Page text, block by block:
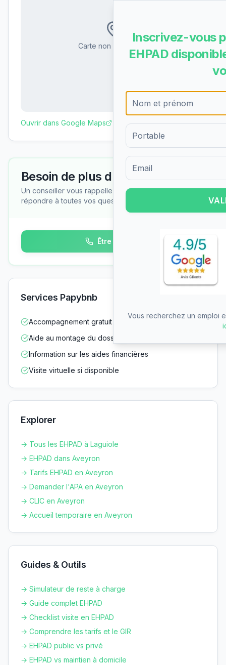
Carte non disponible
Ouvrir dans Google Maps
Besoin de plus d'informations ?
Un conseiller vous rappelle gratuitement pour
répondre à toutes vos questions
Être rappelé
Services Papybnb
Accompagnement gratuit dans vos démarches
Aide au montage du dossier d'admission
Information sur les aides financières
Visite virtuelle si disponible
Explorer
→ Tous les EHPAD à Laguiole
→ EHPAD dans Aveyron
→ Tarifs EHPAD en Aveyron
→ Demander l'APA en Aveyron
→ CLIC en Aveyron
→ Accueil temporaire en Aveyron
Guides & Outils
→ Simulateur de reste à charge
→ Guide complet EHPAD
→ Checklist visite en EHPAD
→ Comprendre les tarifs et le GIR
→ EHPAD public vs privé
→ EHPAD vs maintien à domicile
Inscrivez-vous
EHPAD
Formulaire d'inscription pour
Vous recherchez un emploi